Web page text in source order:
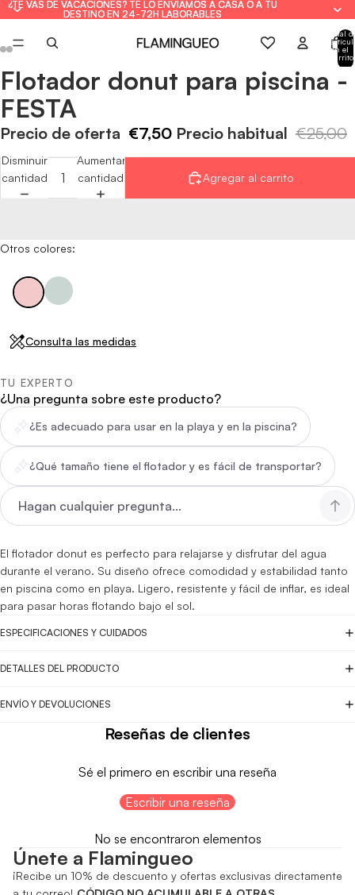
¿TE VAS DE VACACIONES? TE LO ENVIAMOS A CASA O A TU
DESTINO EN 24-72H LABORABLES
¿TE VAS DE VACACIONES? TE LO ENVIAMOS A CASA O A TU
DESTINO EN 24-72H LABORABLES
Total
en el
carrito:
Abrir
imagen
a
pantalla
Abrir
imagen
a
pantalla
Abrir
imagen
a
pantalla
Abrir
imagen
a
pantalla
Abrir
imagen
a
pantalla
Abrir
imagen
a
pantalla
Flotador donut para piscina -
FESTA
Precio de oferta €7,50 Precio habitual €25,00
Disminuir
cantidad
Aumentar
cantidad
Agregar al carrito
Otros colores:
Consulta las medidas
TU EXPERTO
¿Una pregunta sobre este producto?
¿Es adecuado para usar en la playa y en la piscina?
¿Qué tamaño tiene el flotador y es fácil de transportar?
El flotador donut es perfecto para relajarse y disfrutar del agua
durante el verano. Su diseño ofrece comodidad y estabilidad tanto
en piscina como en playa. Ligero, resistente y fácil de inflar, es ideal
para pasar horas flotando bajo el sol.
ESPECIFICACIONES Y CUIDADOS
DETALLES DEL PRODUCTO
ENVÍO Y DEVOLUCIONES
Reseñas de clientes
Sé el primero en escribir una reseña
Escribir una reseña
No se encontraron elementos
Únete a Flamingueo
¡Recibe un 10% de descuento y ofertas exclusivas directamente